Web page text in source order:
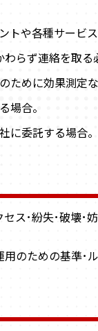
や各種サービス
らず連絡を取る
ために効果測定
場合。
委託する場合。
ス･紛失･破壊･
のための基準･